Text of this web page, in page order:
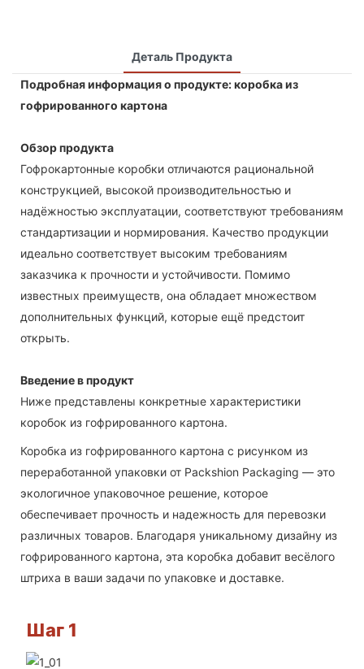
Деталь Продукта
Подробная информация о продукте: коробка из
гофрированного картона
Обзор продукта
Гофрокартонные коробки отличаются рациональной
конструкцией, высокой производительностью и
надёжностью эксплуатации, соответствуют требованиям
стандартизации и нормирования. Качество продукции
идеально соответствует высоким требованиям
заказчика к прочности и устойчивости. Помимо
известных преимуществ, она обладает множеством
дополнительных функций, которые ещё предстоит
открыть.
Введение в продукт
Ниже представлены конкретные характеристики
коробок из гофрированного картона.
Коробка из гофрированного картона с рисунком из
переработанной упаковки от Packshion Packaging — это
экологичное упаковочное решение, которое
обеспечивает прочность и надежность для перевозки
различных товаров. Благодаря уникальному дизайну из
гофрированного картона, эта коробка добавит весёлого
штриха в ваши задачи по упаковке и доставке.
Шаг 1